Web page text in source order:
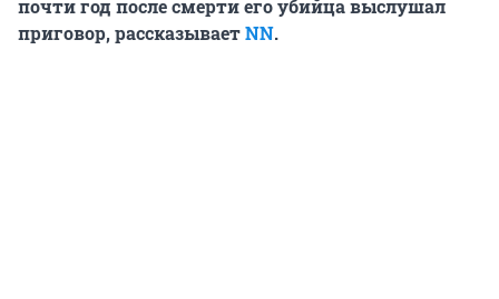
почти год после смерти его убийца выслушал
приговор, рассказываетNN.